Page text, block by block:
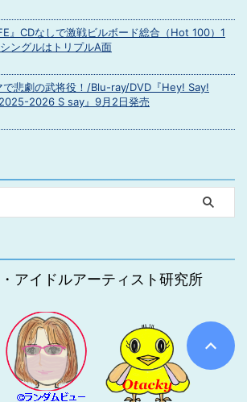
』CDなしで激戦ビルボード総合（Hot 100）1
ングルはトリプルA面
で悲劇の武将役！/Blu-ray/DVD『Hey! Say!
2026 S say』9月2日発売
アイドルアーティスト研究所